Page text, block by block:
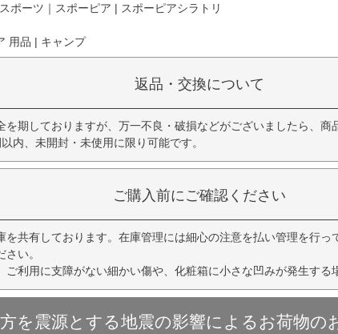
ポーツ｜スポーピア | スポーピアシラトリ
用品 | キャンプ
返品・交換について
を期しておりますが、万一不良・破損などがございましたら、商
内、未開封・未使用に限り可能です。
ご購入前にご確認ください
を共有しております。在庫管理には細心の注意を払い管理を行
い。
利用に支障がない細かい傷や、化粧箱に小さな凹みが発生する
を震源とする地震の影響によるお荷物の